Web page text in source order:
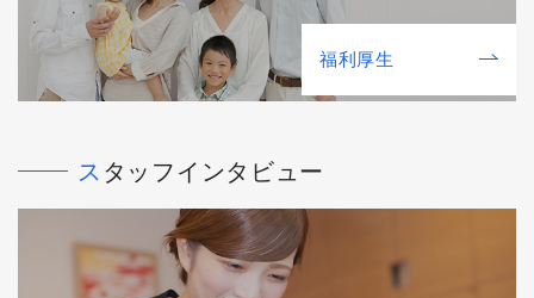
福利厚⽣
スタッフインタビュー